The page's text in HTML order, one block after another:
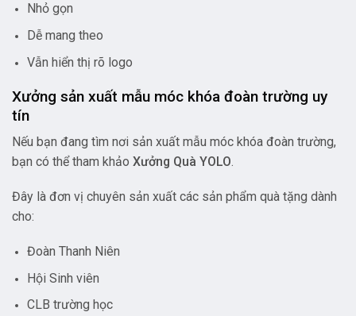
Nhỏ gọn
Dễ mang theo
Vẫn hiển thị rõ logo
Xưởng sản xuất mẫu móc khóa đoàn trường uy
tín
Nếu bạn đang tìm nơi sản xuất mẫu móc khóa đoàn trường,
bạn có thể tham khảo Xưởng Quà YOLO.
Đây là đơn vị chuyên sản xuất các sản phẩm quà tặng dành
cho:
Đoàn Thanh Niên
Hội Sinh viên
CLB trường học